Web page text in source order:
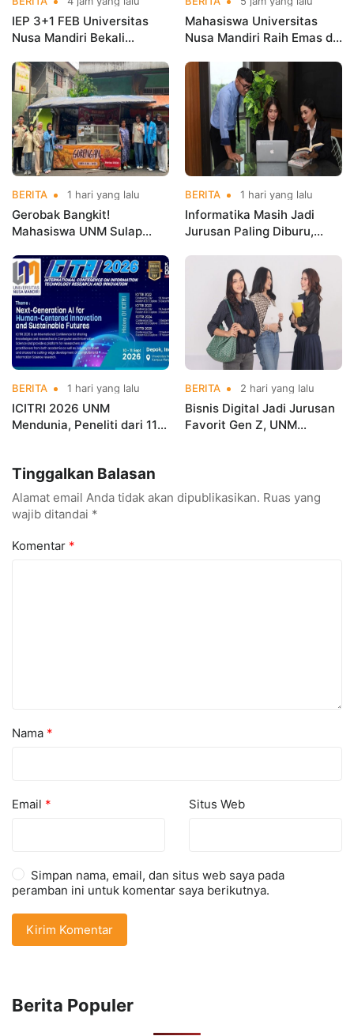
IEP 3+1 FEB Universitas
Nusa Mandiri Bekali
Kerja Sebelum Lulus
Mahasiswa Universitas
Nusa Mandiri Raih Emas di
Indonesia Open
Championships 2026
BERITA 1 hari yang lalu
Gerobak Bangkit!
Mahasiswa UNM Sulap
Menarik dan Laris
BERITA 1 hari yang lalu
Informatika Masih Jadi
Jurusan Paling Diburu,
hingga Cyber Security
BERITA 1 hari yang lalu
ICITRI 2026 UNM
Mendunia, Peneliti dari 11
BERITA 2 hari yang lalu
Bisnis Digital Jadi Jurusan
Favorit Gen Z, UNM
Tinggalkan Balasan
Alamat email Anda tidak akan dipublikasikan. Ruas yang
wajib ditandai *
Komentar *
Nama *
Email * Situs Web
Simpan nama, email, dan situs web saya pada
peramban ini untuk komentar saya berikutnya.
Berita Populer